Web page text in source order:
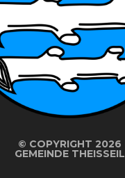
© COPYRIGHT 2026
GEMEINDE THEISSEIL